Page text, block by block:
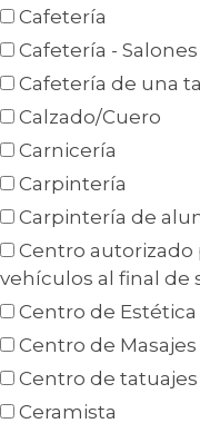
Cafetería
Cafetería -
Cafetería de una
Calzado/Cuero
Carnicería
Carpintería
Carpintería de
Centro
vehículos al final de
Centro de Estética
Centro de Masajes
Centro de
Ceramista